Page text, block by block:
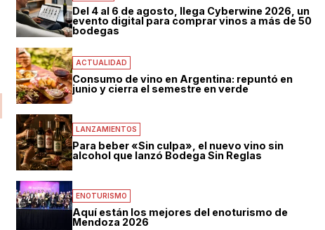
Del 4 al 6 de agosto, llega Cyberwine 2026, un
evento digital para comprar vinos a más de 50
bodegas
ACTUALIDAD
Consumo de vino en Argentina: repuntó en
junio y cierra el semestre en verde
LANZAMIENTOS
Para beber «Sin culpa», el nuevo vino sin
alcohol que lanzó Bodega Sin Reglas
ENOTURISMO
Aquí están los mejores del enoturismo de
Mendoza 2026